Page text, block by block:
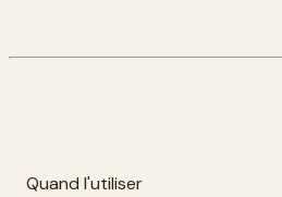
Quand l'utiliser